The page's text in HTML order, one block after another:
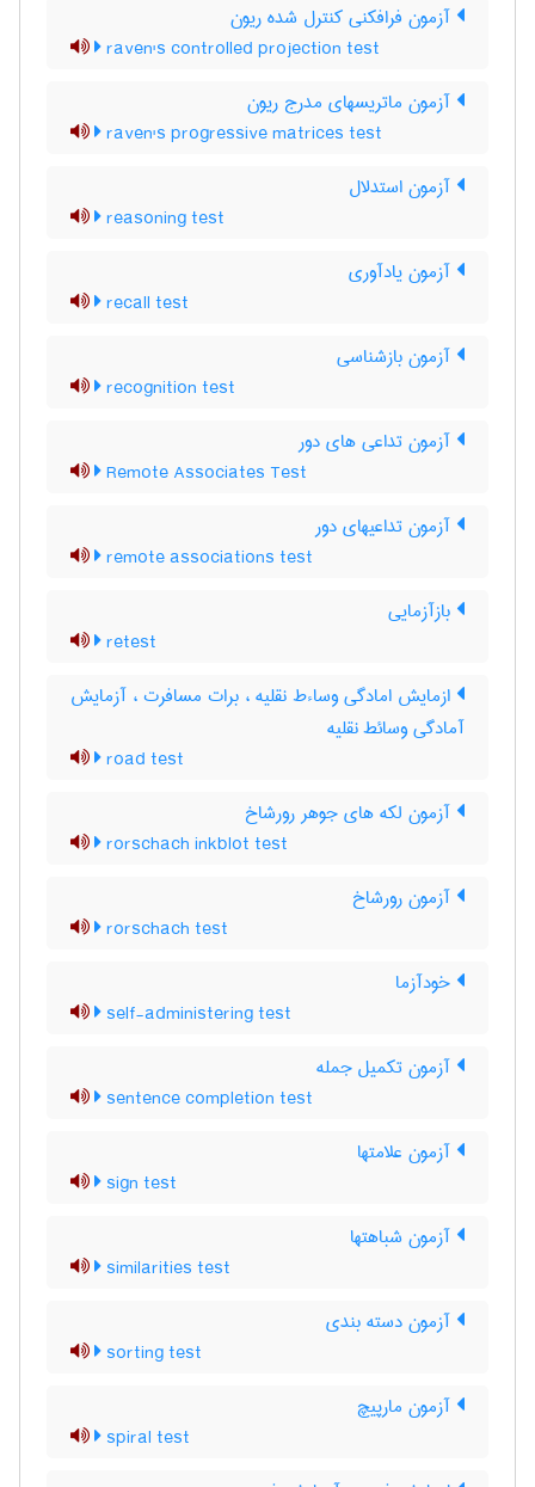
آزمون فرافکنی کنترل شده ریون
raven's controlled projection test
آزمون ماتریسهای مدرج ریون
raven's progressive matrices test
آزمون استدلال
reasoning test
آزمون یادآوری
recall test
آزمون بازشناسی
recognition test
آزمون تداعی های دور
Remote Associates Test
آزمون تداعیهای دور
remote associations test
بازآزمایی
retest
ازمایش امادگی وساءط نقلیه ، برات مسافرت ، آزمایش
آمادگی وسائط نقلیه
road test
آزمون لکه های جوهر رورشاخ
rorschach inkblot test
آزمون رورشاخ
rorschach test
خودآزما
self-administering test
آزمون تکمیل جمله
sentence completion test
آزمون علامتها
sign test
آزمون شباهتها
similarities test
آزمون دسته بندی
sorting test
آزمون مارپیچ
spiral test